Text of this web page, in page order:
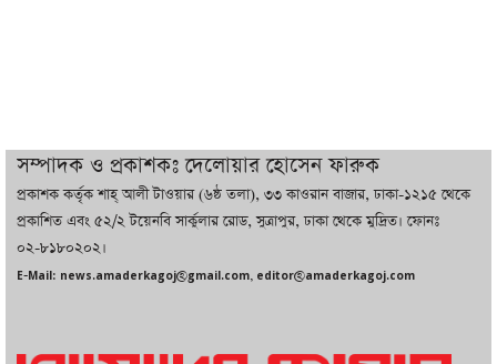
বাজারে কাঁচা মরিচে ‘আগুন’, ‘এত দাম তো
আগে দেখিনি’
সম্পাদক ও প্রকাশকঃ দেলোয়ার হোসেন ফারুক
প্রকাশক কর্তৃক শাহ্ আলী টাওয়ার (৬ষ্ঠ তলা), ৩৩ কাওরান বাজার, ঢাকা-১২১৫ থেকে
প্রকাশিত এবং ৫২/২ টয়েনবি সার্কুলার রোড, সুত্রাপুর, ঢাকা থেকে মুদ্রিত। ফোনঃ
০২-৮১৮০২০২।
E-Mail: news.amaderkagoj@gmail.com, editor@amaderkagoj.com